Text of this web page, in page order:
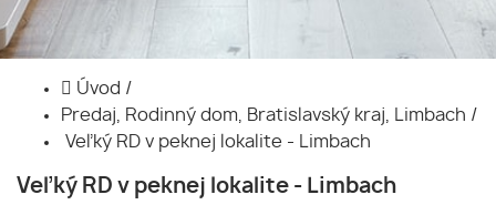
Úvod /
Predaj, Rodinný dom, Bratislavský kraj, Limbach /
Veľký RD v peknej lokalite - Limbach
Veľký RD v peknej lokalite - Limbach